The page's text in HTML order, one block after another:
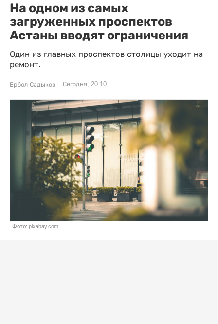
На одном из самых
загруженных проспектов
Астаны вводят ограничения
Один из главных проспектов столицы уходит на
ремонт.
Ербол Садыков Сегодня, 20:10
Фото: pixabay.com